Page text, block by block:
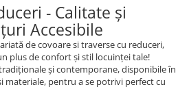
- Calitate și
Accesibile
de covoare si traverse cu reduceri,
plus de confort și stil locuinței tale!
și contemporane, disponibile în
materiale, pentru a se potrivi perfect cu